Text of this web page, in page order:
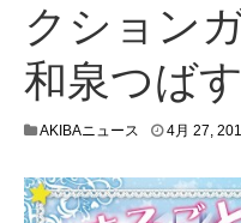
クション
和泉つば
AKIBAニュース 4月 27,